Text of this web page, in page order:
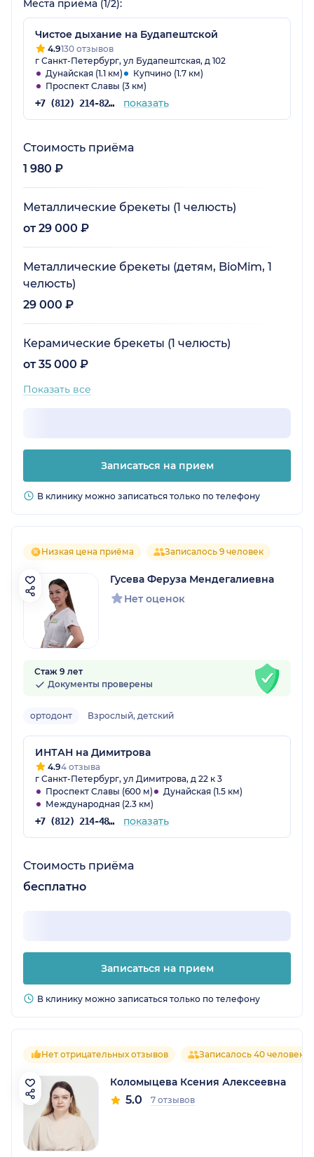
Места приёма (1/2):
Чистое дыхание на Будапештской
4.9130 отзывов
г Санкт-Петербург, ул Будапештская, д 102
Дунайская (1.1 км)
Купчино (1.7 км)
Проспект Славы (3 км)
+7 (812) 214-82-78 показать
Стоимость приёма
1 980 ₽
Металлические брекеты (1 челюсть)
от 29 000 ₽
Металлические брекеты (детям, BioMim, 1
челюсть)
29 000 ₽
Керамические брекеты (1 челюсть)
от 35 000 ₽
Показать все
Записаться на прием
В клинику можно записаться только по телефону
Низкая цена приёма Записалось 9 человек
Гусева Феруза Мендегалиевна
Нет оценок
Стаж 9 лет
Документы проверены
ортодонт Взрослый, детский
ИНТАН на Димитрова
4.94 отзыва
г Санкт-Петербург, ул Димитрова, д 22 к 3
Проспект Славы (600 м)
Дунайская (1.5 км)
Международная (2.3 км)
+7 (812) 214-48-61 показать
Стоимость приёма
бесплатно
Записаться на прием
В клинику можно записаться только по телефону
Нет отрицательных отзывов Записалось 40 человек
Коломыцева Ксения Алексеевна
5.0 7 отзывов